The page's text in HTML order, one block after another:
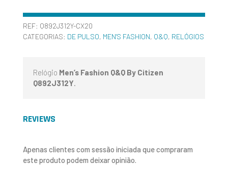
REF: Q892J312Y-CX20
CATEGORIAS: DE PULSO, MEN'S FASHION, Q&Q, RELÓGIOS
Relógio Men’s Fashion Q&Q By Citizen
Q892J312Y.
REVIEWS
Apenas clientes com sessão iniciada que compraram
este produto podem deixar opinião.